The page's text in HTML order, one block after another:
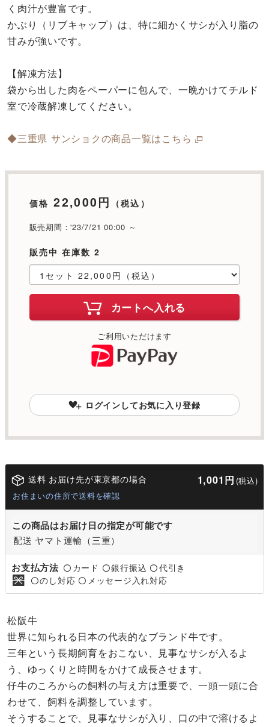
く肉汁が豊富です。
かぶり（リブキャップ）は、特に細かくサシが入り脂の
甘みが強いです。
【解凍方法】
袋から出した肉をペーパーに包んで、一晩かけてチルド
室で冷蔵解凍してください。
◆三重県 サンショクの商品一覧はこちら
価格 22,000円 （税込）
販売期間：'23/7/21 00:00 ～
販売中 在庫数 2
カートへ入れる
ご利用いただけます
ログインしてお気に入り登録
送料 お届け先が東京都の場合 1,001円 (税込)
お住まいの住所で送料を確認
この商品はお届け日の指定が可能です
配送 ヤマト運輸（三重）
お支払方法 〇 カード 〇銀行振込 〇代引き
〇のし対応 〇 メッセージ入れ対応
松阪牛
世界に知られる日本の代表的なブランド牛です。
三年という長期飼育をおこない、見事なサシが入るよ
う、ゆっくりと時間をかけて成長させます。
仔牛のころからの飼料の与え方は重要で、一頭一頭に合
わせて、飼料を調整しています。
そうすることで、見事なサシが入り、口の中で溶けるよ